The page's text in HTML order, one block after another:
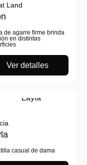
Land
de agarre firme brinda
en distintas
Ver detalles
casual de dama